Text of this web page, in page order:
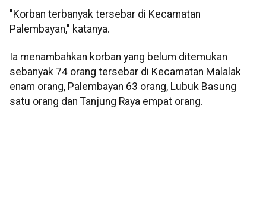
"Korban terbanyak tersebar di Kecamatan
Palembayan," katanya.
Ia menambahkan korban yang belum ditemukan
sebanyak 74 orang tersebar di Kecamatan Malalak
enam orang, Palembayan 63 orang, Lubuk Basung
satu orang dan Tanjung Raya empat orang.